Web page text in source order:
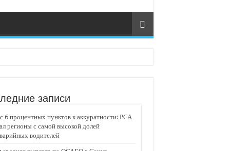
«Движение»
записи
6 процентных пунктов к аккуратности: РСА
регионы с самой высокой долей
водителей